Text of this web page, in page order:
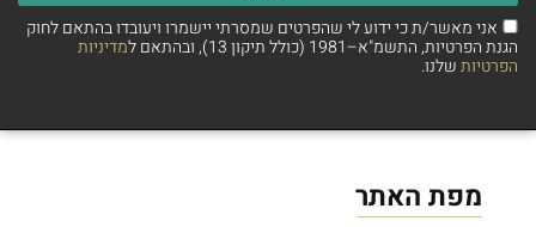
אני מאשר/ת כי ידוע לי שהפרטים שמסרתי יישמרו ויעובדו בהתאם לחוק
הגנת הפרטיות, התשמ"א–1981 (כולל תיקון 13), ובהתאם ל מדיניות
הפרטיותשלנו.
מפת האתר